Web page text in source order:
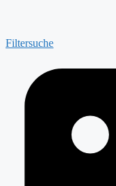
Filtersuche